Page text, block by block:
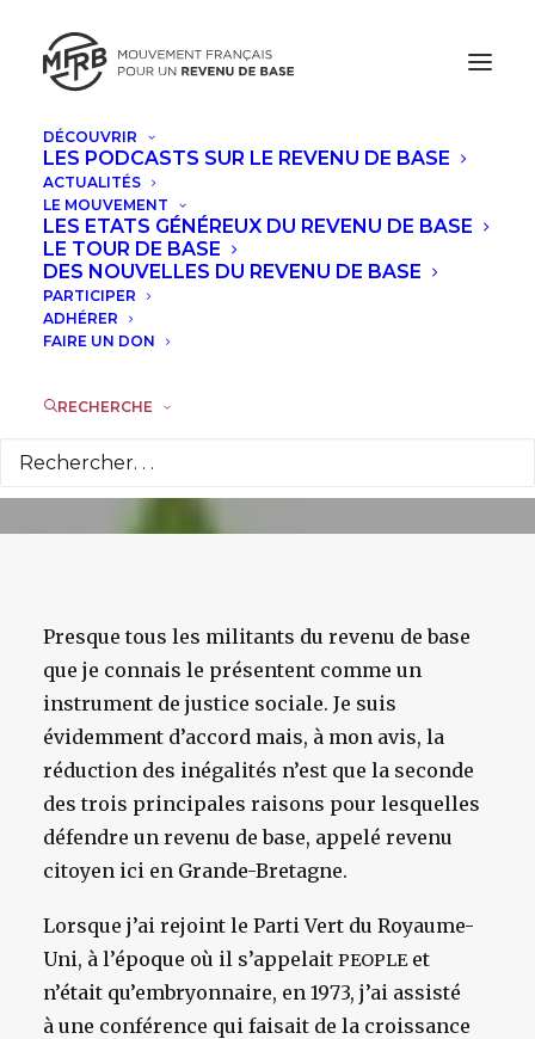
DÉCOUVRIR
LES PODCASTS SUR LE REVENU DE BASE
ACTUALITÉS
LE MOUVEMENT
LES ETATS GÉNÉREUX DU REVENU DE BASE
LE TOUR DE BASE
DES NOUVELLES DU REVENU DE BASE
PARTICIPER
ADHÉRER
FAIRE UN DON
RECHERCHE
Pourquoi le revenu
de base peut sauver
la planète
20 AVRIL 2016
Presque tous les militants du revenu de base
que je connais le présentent comme un
instrument de justice sociale. Je suis
évidemment d’accord mais, à mon avis, la
réduction des inégalités n’est que la seconde
des trois principales raisons pour lesquelles
défendre un revenu de base, appelé revenu
citoyen ici en Grande-Bretagne.
Lorsque j’ai rejoint le Parti Vert du Royaume-
Uni, à l’époque où il s’appelait PEOPLEet
n’était qu’embryonnaire, en 1973, j’ai assisté
à une conférence qui faisait de la croissance